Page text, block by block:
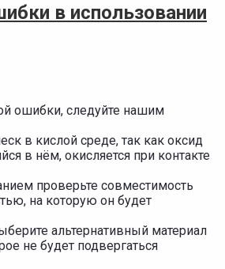
в использовании
ошибки, следуйте нашим
в кислой среде, так как оксид
в нём, окисляется при контакте
проверьте совместимость
на которую он будет
альтернативный материал
не будет подвергаться